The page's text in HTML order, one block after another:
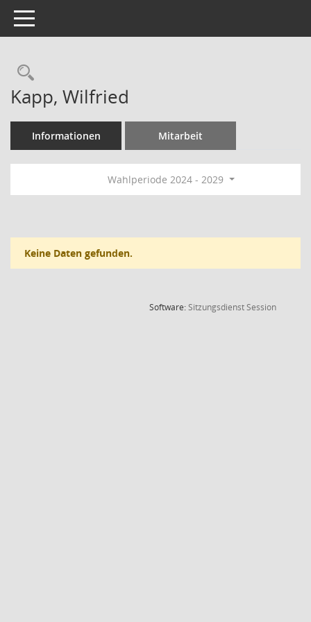
Toggle navigation
Rechercheauswahl
Kapp, Wilfried
Informationen Mitarbeit
Wahlperiode 2024 - 2029
Keine Daten gefunden.
Software:SitzungsdienstSession(Wird in